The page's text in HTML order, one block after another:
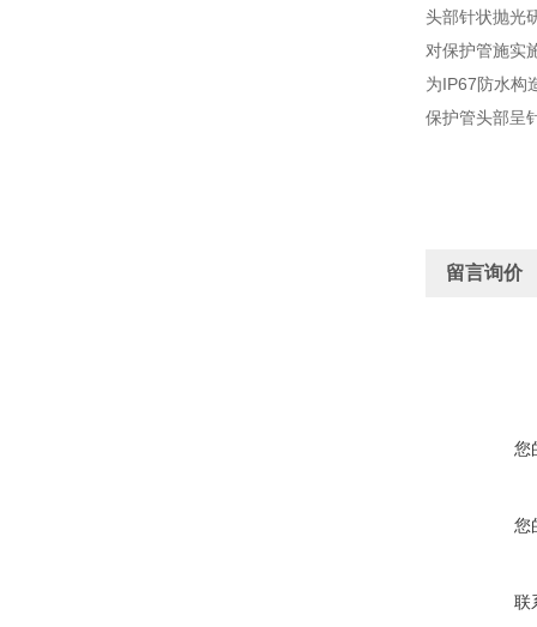
头部针状抛光
对保护管施实
为IP67防水构
保护管头部呈
留言询价
您
您
联